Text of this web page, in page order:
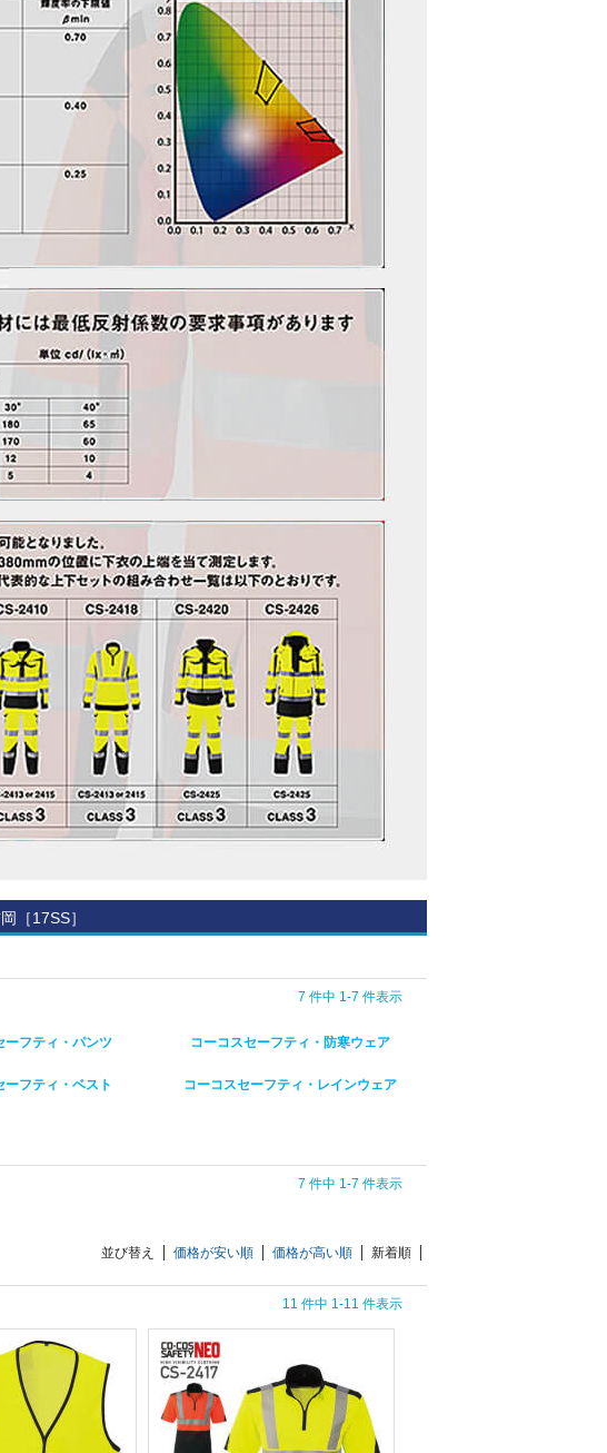
［17SS］
7 件中 1-7 件表示
ーフティ・パンツ コーコスセーフティ・防寒ウェア
ーフティ・ベスト コーコスセーフティ・レインウェア
7 件中 1-7 件表示
並び替え 価格が安い順 価格が高い順 新着順
11 件中 1-11 件表示